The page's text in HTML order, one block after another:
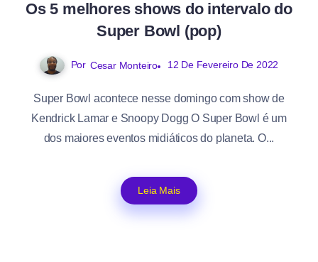
Os 5 melhores shows do intervalo do
Super Bowl (pop)
Por Cesar Monteiro 12 De Fevereiro De 2022
Super Bowl acontece nesse domingo com show de
Kendrick Lamar e Snoopy Dogg O Super Bowl é um
dos maiores eventos midiáticos do planeta. O...
Leia Mais